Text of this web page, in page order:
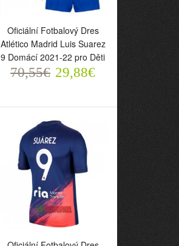
Oficiální Fotbalový Dres
Atlético Madrid Luis Suarez
9 Domácí 2021-22 pro Děti
70,55€ 29,88€
Oficiální Fotbalový Dres
Atlético Madrid Luis Suarez
9 Domácí 2021-22 pro Děti
70,55€ 29,88€